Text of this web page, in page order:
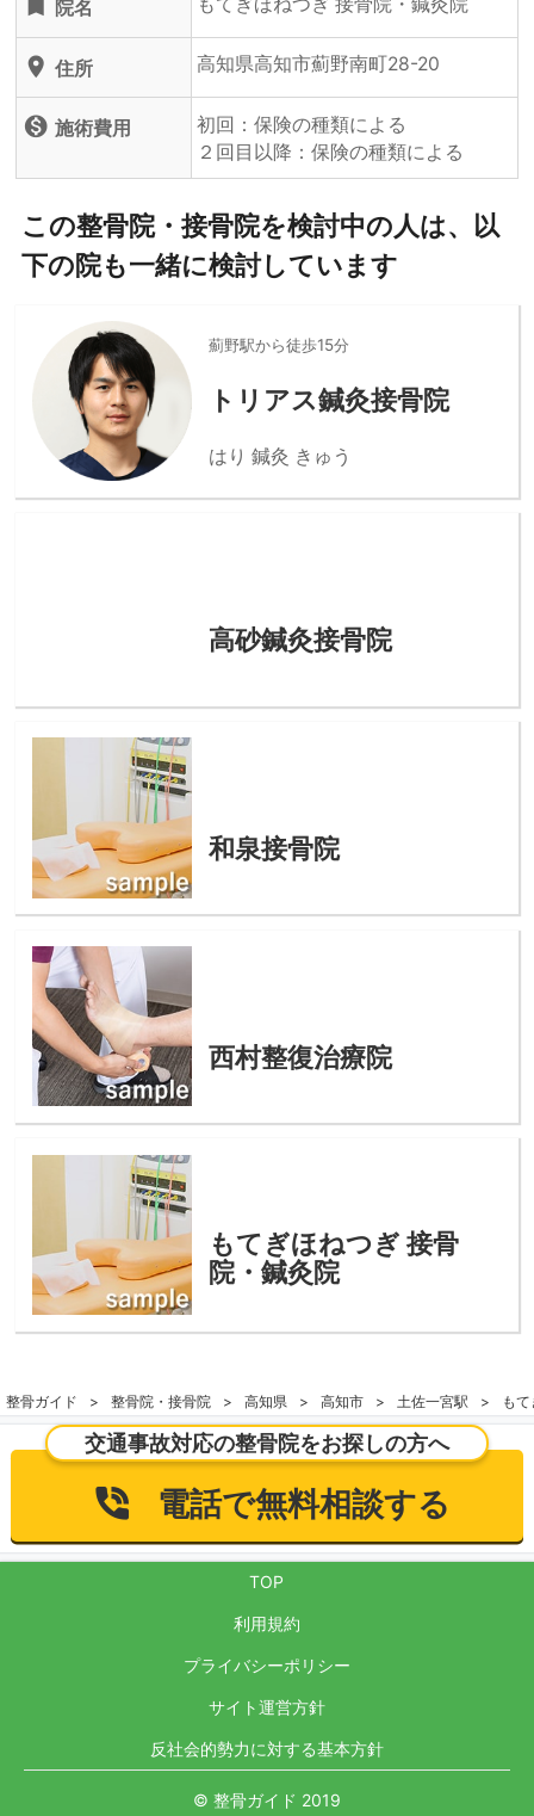
turned_in 院名
location_on 住所 高知県高知市薊野南町28-20
monetization_on 施術費用
初回：保険の種類による
２回目以降：保険の種類による
この整骨院・接骨院を検討中の人は、以
下の院も一緒に検討しています
薊野駅から徒歩15分
トリアス鍼灸接骨院
はり 鍼灸 きゅう
高砂鍼灸接骨院
和泉接骨院
西村整復治療院
もてぎほねつぎ 接骨
院・鍼灸院
整骨ガイド 整骨院・接骨院 高知県 高知市 土佐一宮駅 も
交通事故対応の整骨院をお探しの方へ
電話で無料相談する
TOP
利用規約
プライバシーポリシー
サイト運営方針
反社会的勢力に対する基本方針
© 整骨ガイド 2019